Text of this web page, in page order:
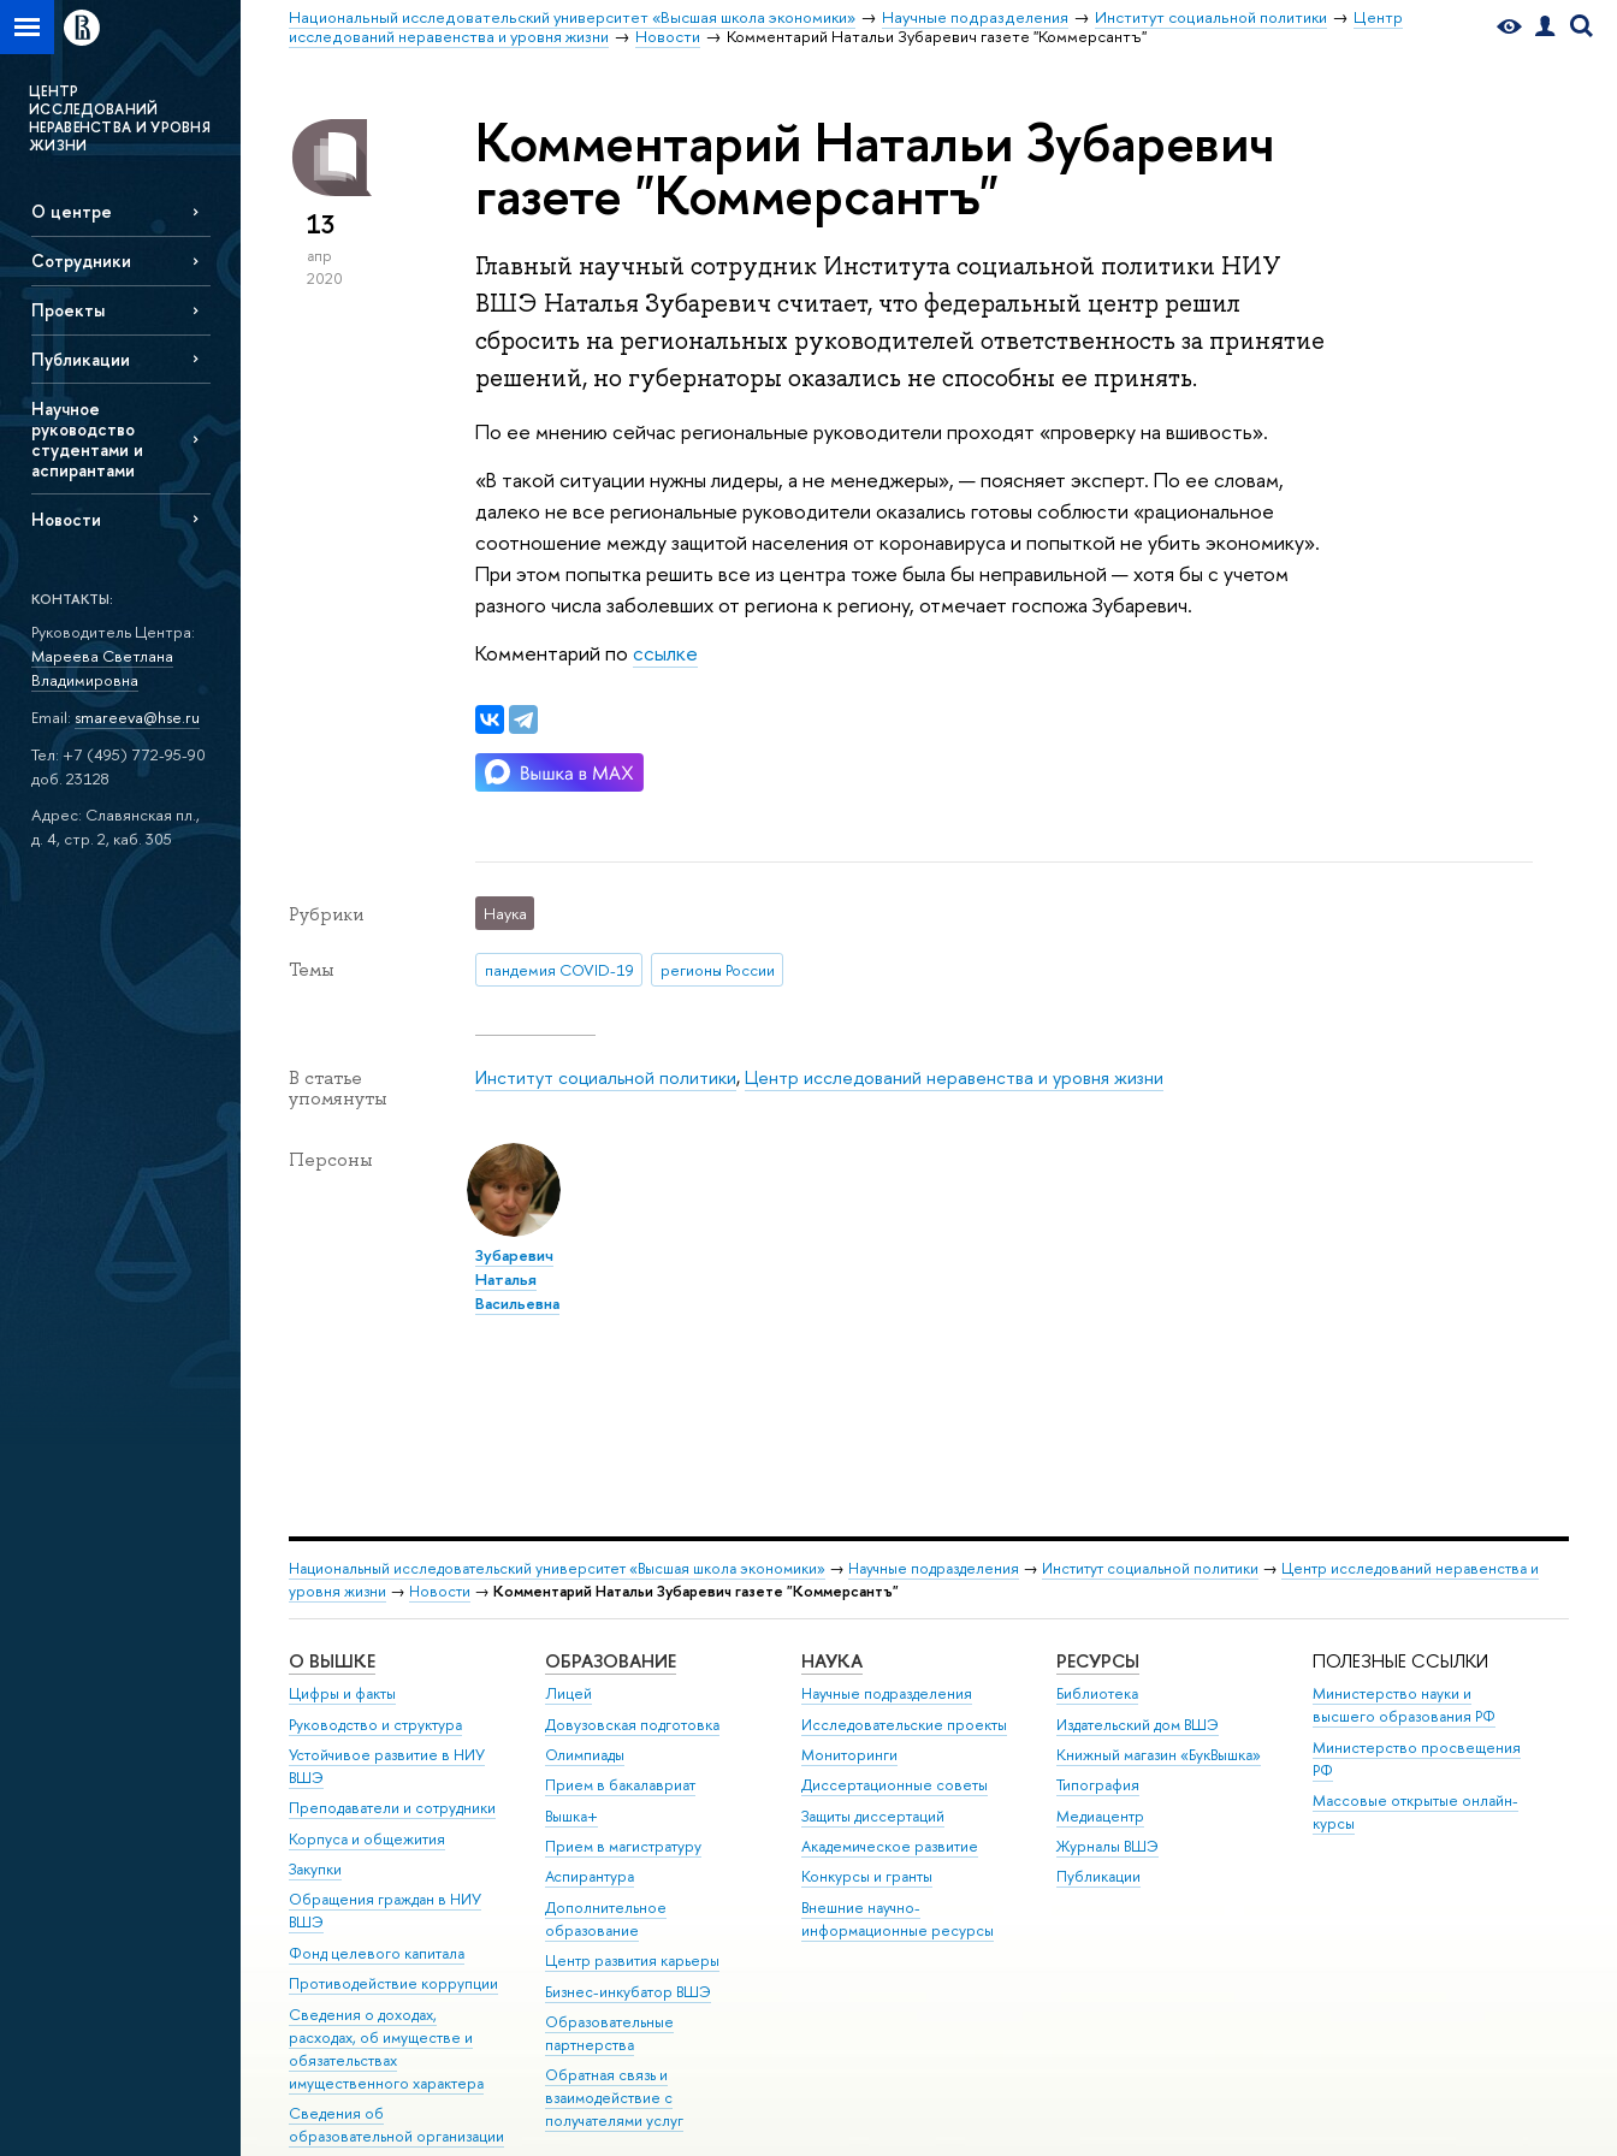
Национальный исследовательский университет «Высшая школа экономики» Научные подразделения Институт социальной политики
Центр
исследований неравенства и уровня жизни
Новости Комментарий Натальи Зубаревич газете "Коммерсантъ"
ЦЕНТР
ИССЛЕДОВАНИЙ
НЕРАВЕНСТВА И УРОВНЯ
ЖИЗНИ
О центре
Сотрудники
Проекты
Публикации
Научное
руководство
студентами и
аспирантами
Новости
КОНТАКТЫ:
Руководитель Центра:
Мареева Светлана
Владимировна
Email: smareeva@hse.ru
Тел: +7 (495) 772-95-90
доб. 23128
Адрес: Славянская пл.,
д. 4, стр. 2, каб. 305
13
апр
2020
Комментарий Натальи Зубаревич
газете "Коммерсантъ"
Главный научный сотрудник Института социальной политики НИУ
ВШЭ Наталья Зубаревич считает, что федеральный центр решил
сбросить на региональных руководителей ответственность за принятие
решений, но губернаторы оказались не способны ее принять.
По ее мнению сейчас региональные руководители проходят «проверку на вшивость».
«В такой ситуации нужны лидеры, а не менеджеры», — поясняет эксперт. По ее словам,
далеко не все региональные руководители оказались готовы соблюсти «рациональное
соотношение между защитой населения от коронавируса и попыткой не убить экономику».
При этом попытка решить все из центра тоже была бы неправильной — хотя бы с учетом
разного числа заболевших от региона к региону, отмечает госпожа Зубаревич.
Комментарий поссылке
Рубрики Наука
Темы пандемия COVID-19 регионы России
В статье
упомянуты
Институт социальной политики,Центр исследований неравенства и уровня жизни
Персоны
Зубаревич
Наталья
Васильевна
Национальный исследовательский университет «Высшая школа экономики» → Научные подразделения → Институт социальной политики → Центр исследований неравенства и
уровня жизни → Новости → Комментарий Натальи Зубаревич газете "Коммерсантъ"
О ВЫШКЕ
Цифры и факты
Руководство и структура
Устойчивое развитие в НИУ
ВШЭ
Преподаватели и сотрудники
Корпуса и общежития
Закупки
Обращения граждан в НИУ
ВШЭ
Фонд целевого капитала
Противодействие коррупции
Сведения о доходах,
расходах, об имуществе и
обязательствах
имущественного характера
Сведения об
образовательной организации
ОБРАЗОВАНИЕ
Лицей
Довузовская подготовка
Олимпиады
Прием в бакалавриат
Вышка+
Прием в магистратуру
Аспирантура
Дополнительное
образование
Центр развития карьеры
Бизнес-инкубатор ВШЭ
Образовательные
партнерства
Обратная связь и
взаимодействие с
получателями услуг
НАУКА
Научные подразделения
Исследовательские проекты
Мониторинги
Диссертационные советы
Защиты диссертаций
Академическое развитие
Конкурсы и гранты
Внешние научно-
информационные ресурсы
РЕСУРСЫ
Библиотека
Издательский дом ВШЭ
Книжный магазин «БукВышка»
Типография
Медиацентр
Журналы ВШЭ
Публикации
ПОЛЕЗНЫЕ ССЫЛКИ
Министерство науки и
высшего образования РФ
Министерство просвещения
РФ
Массовые открытые онлайн-
курсы